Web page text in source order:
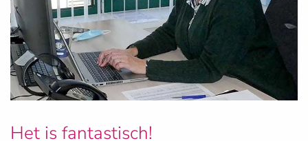
Het is fantastisch!